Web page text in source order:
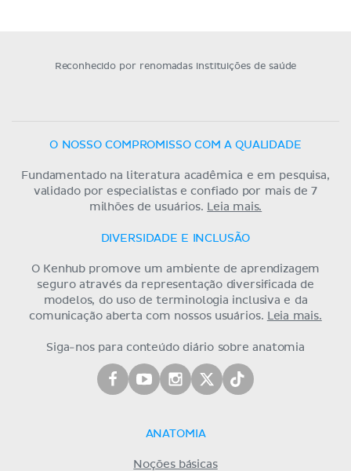
Reconhecido por renomadas instituições de saúde
O NOSSO COMPROMISSO COM A QUALIDADE
Fundamentado na literatura acadêmica e em pesquisa,
validado por especialistas e confiado por mais de 7
milhões de usuários.
Leia mais.
DIVERSIDADE E INCLUSÃO
O Kenhub promove um ambiente de aprendizagem
seguro através da representação diversificada de
modelos, do uso de terminologia inclusiva e da
comunicação aberta com nossos usuários.
Leia mais.
Siga-nos para conteúdo diário sobre anatomia
ANATOMIA
Noções básicas